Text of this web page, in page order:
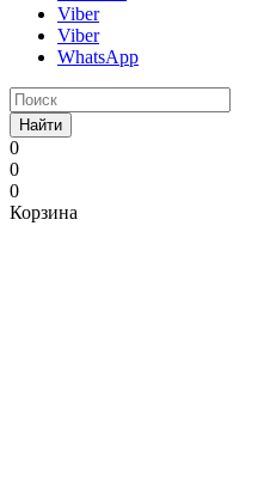
Viber
Viber
WhatsApp
Найти
0
0
0
Корзина